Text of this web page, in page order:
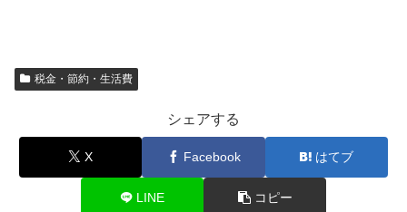
税金・節約・生活費
シェアする
X Facebook はてブ
LINE コピー